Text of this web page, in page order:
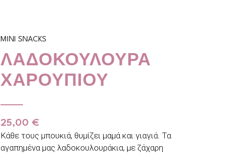
MINI SNACKS
ΛΑΔΟΚΟΎΛΟΥΡΑ
ΧΑΡΟΥΠΙΟΎ
25,00 €
Κάθε τους μπουκιά, θυμίζει μαμά και γιαγιά. Τα
αγαπημένα μας λαδοκουλουράκια, με ζάχαρη